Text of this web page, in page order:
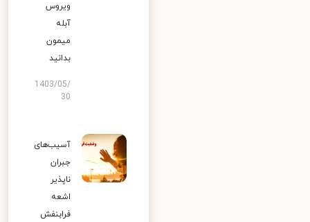
ویروس
آبله
میمون
بدانید
1403/05/
30
آسیب‌های
جبران
ناپذیر
اشعه
فرابنفش